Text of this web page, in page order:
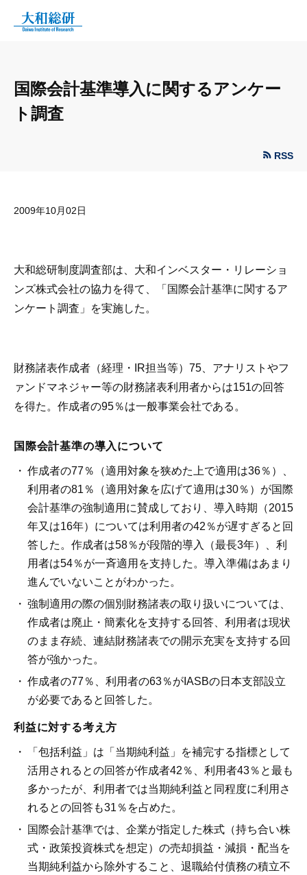
国際会計基準導入に関するアンケー
ト調査
RSS
2009年10月02日
大和総研制度調査部は、大和インベスター・リレーショ
ンズ株式会社の協力を得て、「国際会計基準に関するア
ンケート調査」を実施した。
財務諸表作成者（経理・IR担当等）75、アナリストやフ
ァンドマネジャー等の財務諸表利用者からは151の回答
を得た。作成者の95％は一般事業会社である。
国際会計基準の導入について
作成者の77％（適用対象を狭めた上で適用は36％）、
利用者の81％（適用対象を広げて適用は30％）が国際
会計基準の強制適用に賛成しており、導入時期（2015
年又は16年）については利用者の42％が遅すぎると回
答した。作成者は58％が段階的導入（最長3年）、利
用者は54％が一斉適用を支持した。導入準備はあまり
進んでいないことがわかった。
強制適用の際の個別財務諸表の取り扱いについては、
作成者は廃止・簡素化を支持する回答、利用者は現状
のまま存続、連結財務諸表での開示充実を支持する回
答が強かった。
作成者の77％、利用者の63％がIASBの日本支部設立
が必要であると回答した。
利益に対する考え方
「包括利益」は「当期純利益」を補完する指標として
活用されるとの回答が作成者42％、利用者43％と最も
多かったが、利用者では当期純利益と同程度に利用さ
れるとの回答も31％を占めた。
国際会計基準では、企業が指定した株式（持ち合い株
式・政策投資株式を想定）の売却損益・減損・配当を
当期純利益から除外すること、退職給付債務の積立不